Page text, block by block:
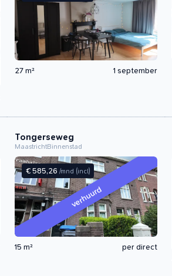
27 m² 1 september
Tongerseweg
MaastrichtBinnenstad
€ 585,26 /mnd (incl)
verhuurd
15 m² per direct